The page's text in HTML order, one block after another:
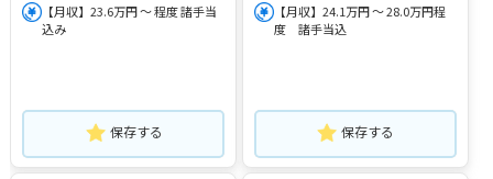
【月収】23.6万円 ～ 程度 諸手当
込み
保存する
【月収】24.1万円 ～ 28.0万円程
度 諸手当込
保存する